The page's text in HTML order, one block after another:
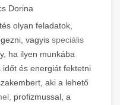
Dorina
olyan feladatok,
vagyis speciális
ha ilyen munkába
és energiát fektetni
aki a lehető
profizmussal, a